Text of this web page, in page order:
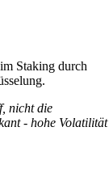
Staking durch
nicht die
- hohe Volatilität